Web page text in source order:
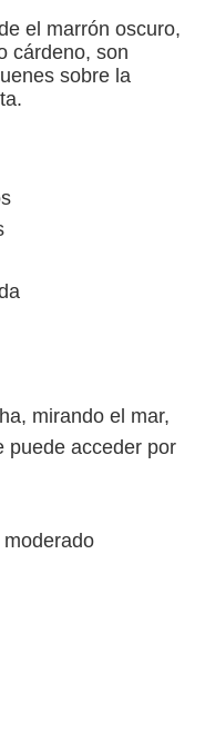
el marrón oscuro,
cárdeno, son
sobre la
mirando el mar,
puede acceder por